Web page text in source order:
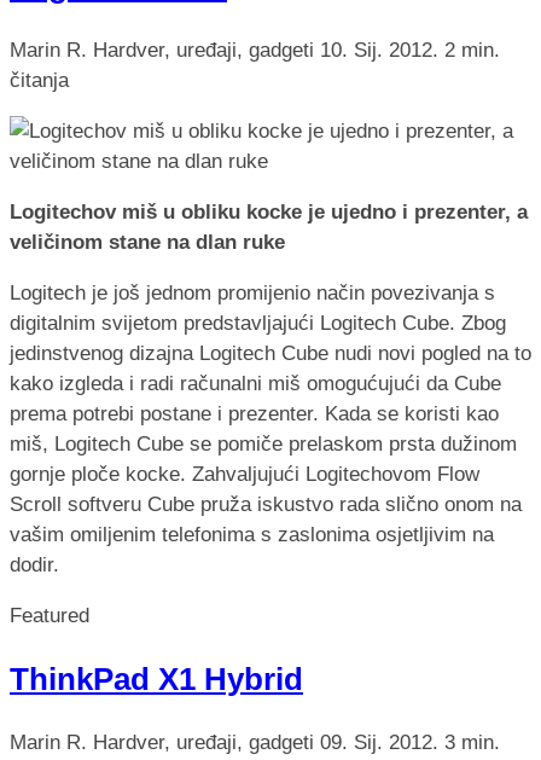
Marin R. Hardver, uređaji, gadgeti 10. Sij. 2012. 2 min.
čitanja
Logitechov miš u obliku kocke je ujedno i prezenter, a
veličinom stane na dlan ruke
Logitech je još jednom promijenio način povezivanja s
digitalnim svijetom predstavljajući Logitech Cube. Zbog
jedinstvenog dizajna Logitech Cube nudi novi pogled na to
kako izgleda i radi računalni miš omogućujući da Cube
prema potrebi postane i prezenter. Kada se koristi kao
miš, Logitech Cube se pomiče prelaskom prsta dužinom
gornje ploče kocke. Zahvaljujući Logitechovom Flow
Scroll softveru Cube pruža iskustvo rada slično onom na
vašim omiljenim telefonima s zaslonima osjetljivim na
dodir.
Featured
ThinkPad X1 Hybrid
Marin R. Hardver, uređaji, gadgeti 09. Sij. 2012. 3 min.